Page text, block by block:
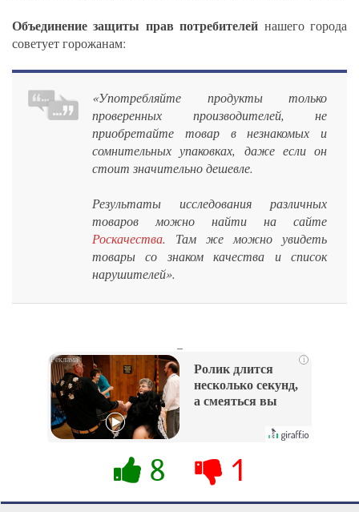
Объединение защиты прав потребителей нашего города
советует горожанам:
«Употребляйте продукты только
проверенных производителей, не
приобретайте товар в незнакомых и
сомнительных упаковках, даже если он
стоит значительно дешевле.
Результаты исследования различных
товаров можно найти на сайте
Роскачества. Там же можно увидеть
товары со знаком качества и список
нарушителей».
i
Ролик длится
несколько секунд,
а смеяться вы
8 1